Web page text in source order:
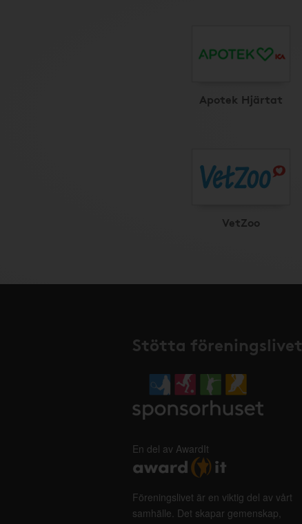
Apotek Hjärtat
VetZoo
Stötta föreningslivet
En del av AwardIt
Föreningslivet är en viktig del av vårt
samhälle. Det skapar gemenskap,